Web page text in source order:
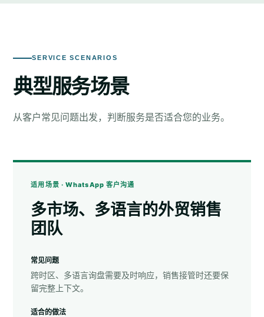
SERVICE SCENARIOS
典型服务场景
从客户常见问题出发，判断服务是否适合您的业务。
适用场景 · WhatsApp 客户沟通
多市场、多语言的外贸销售
团队
常见问题
跨时区、多语言询盘需要及时响应，销售接管时还要保
留完整上下文。
适合的做法